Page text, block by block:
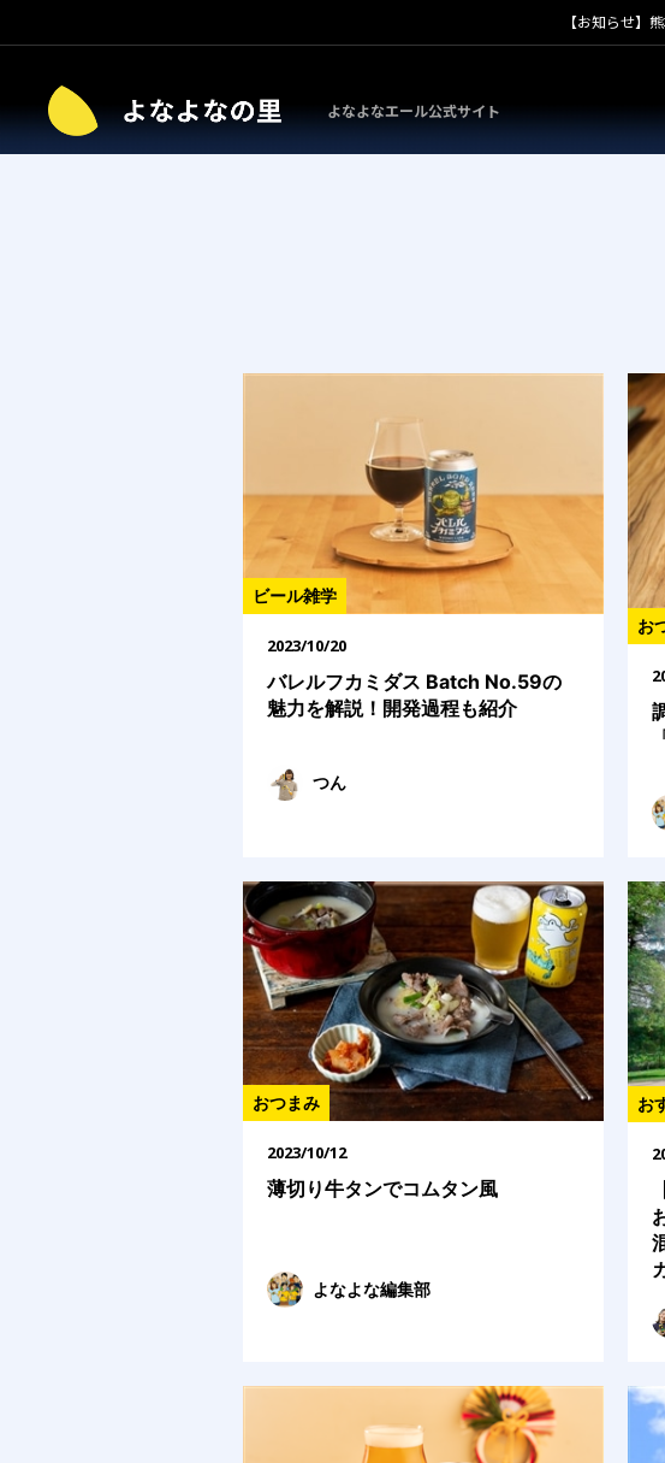
【お知らせ】
よなよなエール公式サイト
ビール雑学
2023/10/20
バレルフカミダス Batch No.59の
魅力を解説！開発過程も紹介
つん
お
おつまみ
2023/10/12
薄切り牛タンでコムタン風
よなよな編集部
お